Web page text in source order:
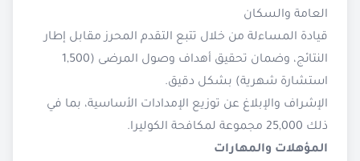
العامة والسكان
قيادة المساءلة من خلال تتبع التقدم المحرز مقابل إطار
النتائج، وضمان تحقيق أهداف وصول المرضى (1,500
استشارة شهرية) بشكل دقيق.
الإشراف والإبلاغ عن توزيع الإمدادات الأساسية، بما في
ذلك 25,000 مجموعة لمكافحة الكوليرا.
المؤهلات والمهارات